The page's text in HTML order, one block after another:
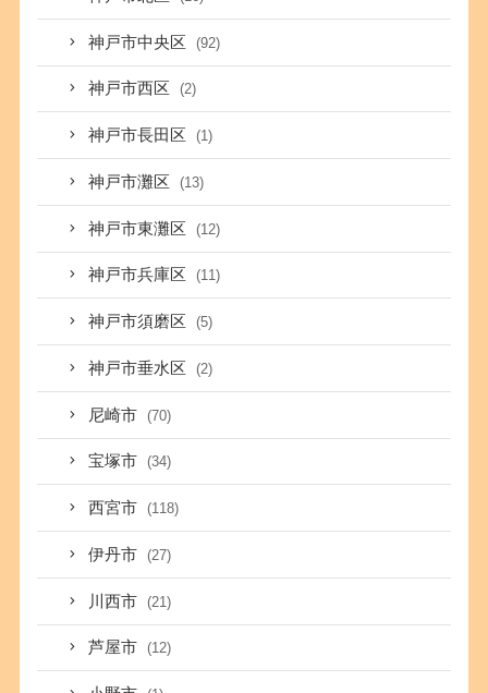
神戸市中央区 (92)
神戸市西区 (2)
神戸市長田区 (1)
神戸市灘区 (13)
神戸市東灘区 (12)
神戸市兵庫区 (11)
神戸市須磨区 (5)
神戸市垂水区 (2)
尼崎市 (70)
宝塚市 (34)
西宮市 (118)
伊丹市 (27)
川西市 (21)
芦屋市 (12)